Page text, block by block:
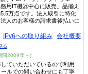
用IT機器中心に販売。品揃え
万点です。法人取引に特化
人のお客様の請求書後払いに
IPv6への取り組み 会社概要
る
間2009年～)
ていただいているので利用
ルでの問い合わせにも丁寧